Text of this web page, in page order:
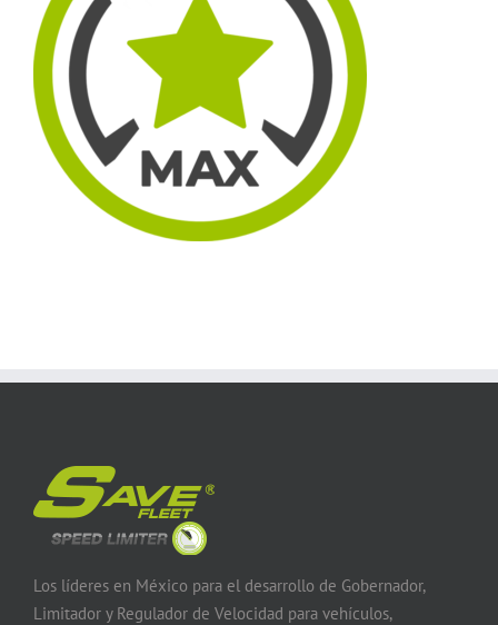
Los líderes en México para el desarrollo de Gobernador,
Limitador y Regulador de Velocidad para vehículos,